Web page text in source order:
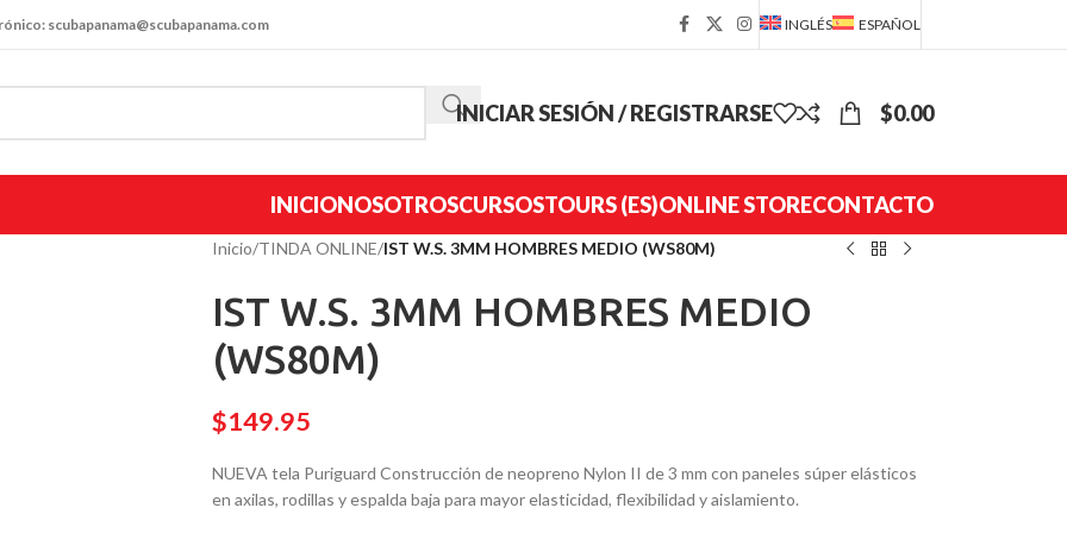
scubapanama@scubapanama.com INGLÉS ESPAÑOL
INICIAR SESIÓN / REGISTRARSE $0.00
INICIONOSOTROSCURSOSTOURS (ES)ONLINE STORECONTACTO
Inicio/TINDA ONLINE/IST W.S. 3MM HOMBRES MEDIO (WS80M)
IST W.S. 3MM HOMBRES MEDIO
(WS80M)
$149.95
NUEVA tela Puriguard Construcción de neopreno Nylon II de 3 mm con paneles súper elásticos
en axilas, rodillas y espalda baja para mayor elasticidad, flexibilidad y aislamiento.